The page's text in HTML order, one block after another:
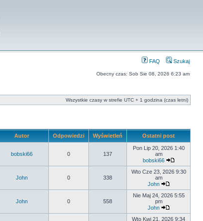
FAQ Szukaj
Obecny czas: Sob Sie 08, 2026 6:23 am
Wszystkie czasy w strefie UTC + 1 godzina (czas letni)
Autor Odpowiedzi Wyświetleń Ostatni post
bobski66 0 137
Pon Lip 20, 2026 1:40
am
bobski66
John 0 338
Wto Cze 23, 2026 9:30
am
John
John 0 558
Nie Maj 24, 2026 5:55
pm
John
Wto Kwi 21, 2026 9:34